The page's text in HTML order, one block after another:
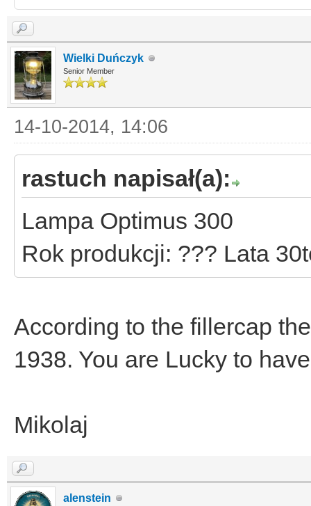
Wielki Duńczyk
Senior Member
14-10-2014, 14:06
rastuch napisał(a):
Lampa Optimus 300
Rok produkcji: ??? Lata
According to the fillercap
1938. You are Lucky to
Mikolaj
alenstein